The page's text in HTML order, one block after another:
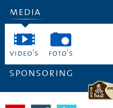
media
video's foto's
sponsoring